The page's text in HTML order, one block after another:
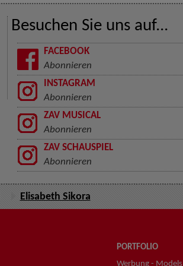
Besuchen Sie uns auf...
FACEBOOK
Abonnieren
INSTAGRAM
Abonnieren
ZAV MUSICAL
Abonnieren
ZAV SCHAUSPIEL
Abonnieren
Elisabeth Sikora
PORTFOLIO
Werbung - Models